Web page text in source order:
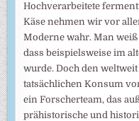
Hochverarbeitete
Käse nehmen wir vor
Moderne wahr. Man
dass beispielsweise im
wurde. Doch den
tatsächlichen Konsum
ein Forscherteam, das
prähistorische und